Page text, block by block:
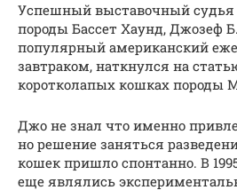
Успешный выставочный судья
породы Бассет Хаунд, Джозеф
популярный американский
завтраком, наткнулся на
коротколапых кошках породы
Джо не знал что именно
но решение заняться
кошек пришло спонтанно. В
еще являлись